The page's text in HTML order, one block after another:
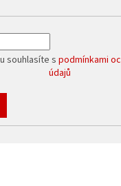
souhlasíte spodmínkami
údajů